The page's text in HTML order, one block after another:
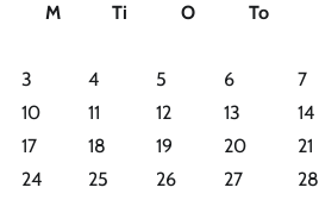
M
Ti O To
3
4 5 6 7
10
11 12 13 14
17
18 19 20 21
24
25 26 27 28